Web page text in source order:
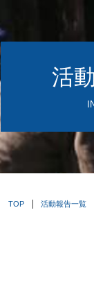
活
TOP 活動報告一覧